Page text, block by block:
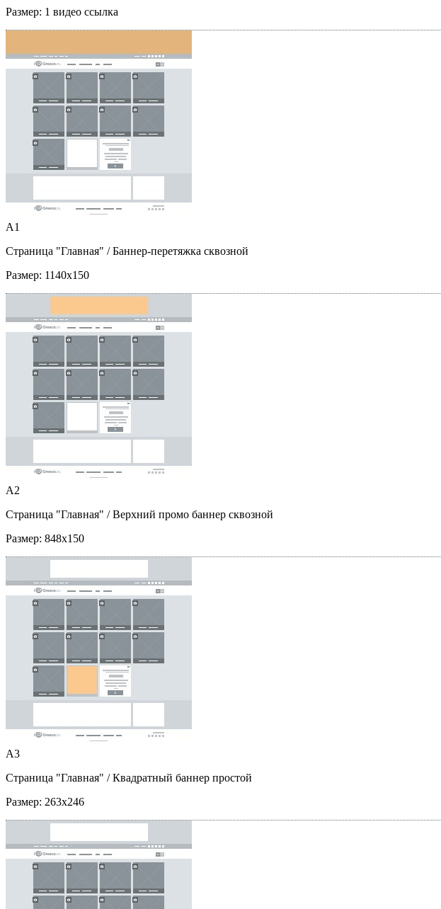
Размер: 1 видео ссылка
A1
Страница "Главная" / Баннер-перетяжка сквозной
Размер: 1140x150
A2
Страница "Главная" / Верхний промо баннер сквозной
Размер: 848x150
A3
Страница "Главная" / Квадратный баннер простой
Размер: 263x246